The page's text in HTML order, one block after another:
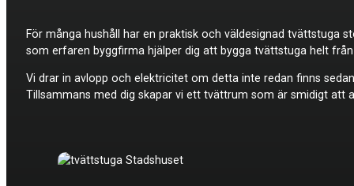
För många hushåll har en praktisk och väldesignad
som erfaren byggfirma hjälper dig att bygga tvättstuga helt
Vi drar in avlopp och elektricitet om detta inte redan finns
Tillsammans med dig skapar vi ett tvättrum som är smidigt att